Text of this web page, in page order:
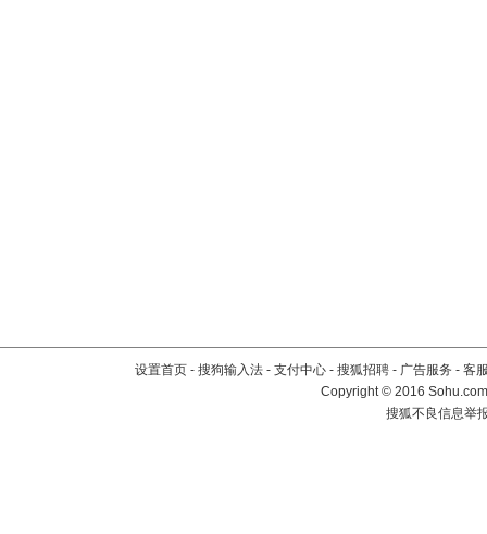
设置首页 - 搜狗输入法 - 支付中心 - 搜狐招聘 - 广告服务 - 客
Copyright©2016
搜狐不良信息举